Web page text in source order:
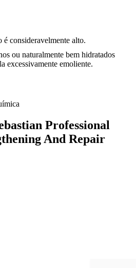
é consideravelmente alto.
ou naturalmente bem hidratados
excessivamente emoliente.
Professional
And Repair